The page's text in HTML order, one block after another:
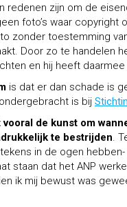
redenen zijn om de
foto’s waar copyright
zonder toestemming
Door zo te handelen
en hij heeft
is dat er dan schade is
is bij
de kunst om
te bestrijden.
in de ogen
staan dat het ANP
ik mij bewust was